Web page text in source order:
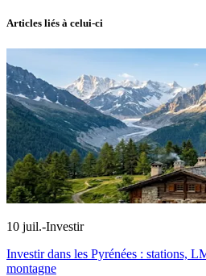
Articles liés à celui-ci
10 juil.-Investir
Investir dans les Pyrénées : stations,
montagne